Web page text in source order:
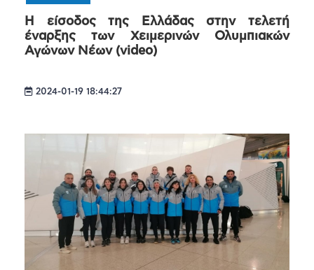
Η είσοδος της Ελλάδας στην τελετή
έναρξης των Χειμερινών Ολυμπιακών
Αγώνων Νέων (video)
2024-01-19 18:44:27